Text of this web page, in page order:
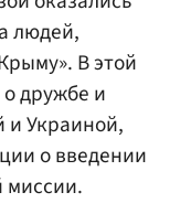
людей,
В этой
дружбе и
Украиной,
о введении
миссии.